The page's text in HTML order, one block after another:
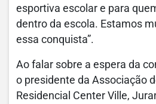
esportiva escolar e para
dentro da escola. Estamos
essa conquista”.
Ao falar sobre a espera da
o presidente da Associação
Residencial Center Ville,